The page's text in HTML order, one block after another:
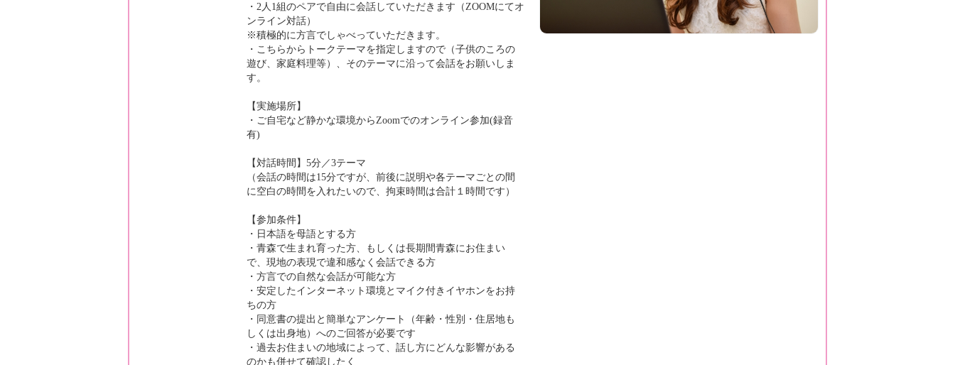
・2人1組のペアで自由に会話していただきます（ZOOMにてオ
ンライン対話）
※積極的に方言でしゃべっていただきます。
・こちらからトークテーマを指定しますので（子供のころの
遊び、家庭料理等）、そのテーマに沿って会話をお願いしま
す。
【実施場所】
・ご自宅など静かな環境からZoomでのオンライン参加(録音
有)
【対話時間】5分／3テーマ
（会話の時間は15分ですが、前後に説明や各テーマごとの間
に空白の時間を入れたいので、拘束時間は合計１時間です）
【参加条件】
・日本語を母語とする方
・青森で生まれ育った方、もしくは長期間青森にお住まい
で、現地の表現で違和感なく会話できる方
・方言での自然な会話が可能な方
・安定したインターネット環境とマイク付きイヤホンをお持
ちの方
・同意書の提出と簡単なアンケート（年齢・性別・住居地も
しくは出身地）へのご回答が必要です
・過去お住まいの地域によって、話し方にどんな影響がある
のかも併せて確認したく